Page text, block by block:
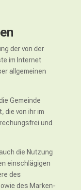
der von der
im Internet
allgemeinen
Gemeinde
die von ihr im
und
die Nutzung
einschlägigen
des
des Marken-